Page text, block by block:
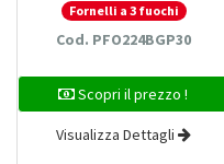
Fornelli a 3 fuochi
Cod. PFO224BGP30
Scopri il prezzo !
Visualizza Dettagli